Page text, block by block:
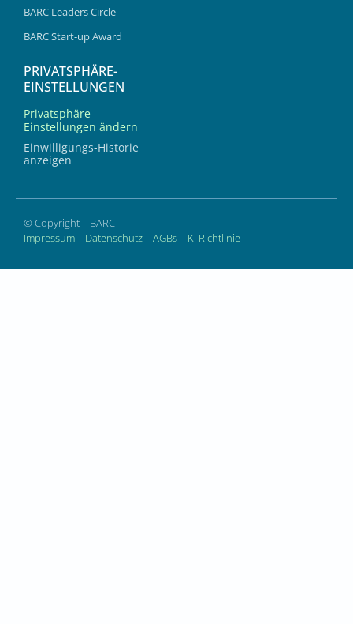
BARC Leaders Circle
BARC Start-up Award
PRIVATSPHÄRE-
EINSTELLUNGEN
Privatsphäre
Einstellungen ändern
Einwilligungs-Historie
anzeigen
© Copyright – BARC
Impressum– Datenschutz– AGBs– KI Richtlinie